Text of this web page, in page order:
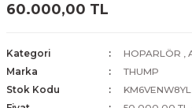
60.000,00 TL
Kategori HOPARLÖR ,
Marka
THUMP
Stok Kodu
KM6VENW8YL